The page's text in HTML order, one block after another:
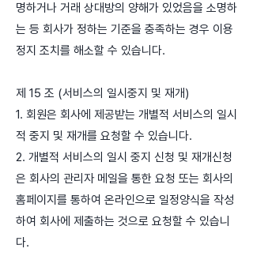
명하거나 거래 상대방의 양해가 있었음을 소명하
는 등 회사가 정하는 기준을 충족하는 경우 이용
정지 조치를 해소할 수 있습니다.
제 15 조 (서비스의 일시중지 및 재개)
1. 회원은 회사에 제공받는 개별적 서비스의 일시
적 중지 및 재개를 요청할 수 있습니다.
2. 개별적 서비스의 일시 중지 신청 및 재개신청
은 회사의 관리자 메일을 통한 요청 또는 회사의
홈페이지를 통하여 온라인으로 일정양식을 작성
하여 회사에 제출하는 것으로 요청할 수 있습니
다.